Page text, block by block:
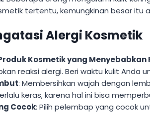
tertentu, kemungkinan besar itu
Alergi Kosmetik
Kosmetik yang Menyebabkan
reaksi alergi. Beri waktu kulit Anda
: Membersihkan wajah dengan
keras, karena hal ini bisa
Cocok: Pilih pelembap yang cocok